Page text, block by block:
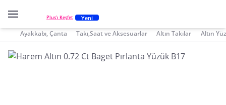
Plus'ı Keşfet Yeni
Ayakkabı, Çanta Takı,Saat ve Aksesuarlar Altın Takılar Altın